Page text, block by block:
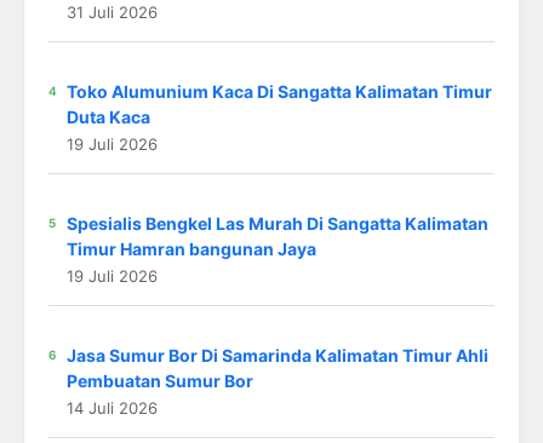
31 Juli 2026
Toko Alumunium Kaca Di Sangatta Kalimatan Timur
Duta Kaca
19 Juli 2026
Spesialis Bengkel Las Murah Di Sangatta Kalimatan
Timur Hamran bangunan Jaya
19 Juli 2026
Jasa Sumur Bor Di Samarinda Kalimatan Timur Ahli
Pembuatan Sumur Bor
14 Juli 2026